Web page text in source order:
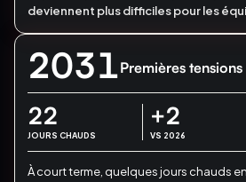
deviennent plus difficiles pour les
2031Premières tensions
22
JOURS CHAUDS
+2
VS 2026
À court terme, quelques jours chauds